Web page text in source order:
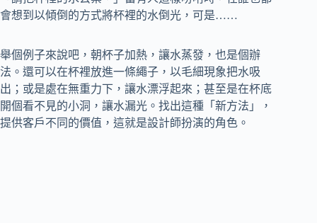
會想到以傾倒的方式將杯裡的水倒光，可是……
舉個例子來說吧，朝杯子加熱，讓水蒸發，也是個辦
法。還可以在杯裡放進一條繩子，以毛細現象把水吸
出；或是處在無重力下，讓水漂浮起來；甚至是在杯底
開個看不見的小洞，讓水漏光。找出這種「新方法」，
提供客戶不同的價值，這就是設計師扮演的角色。